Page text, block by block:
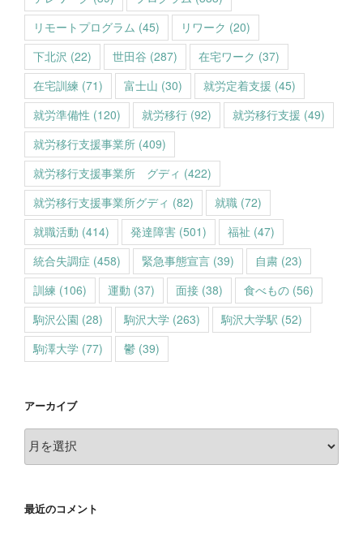
リモートプログラム (45) リワーク (20)
下北沢 (22) 世田谷 (287) 在宅ワーク (37)
在宅訓練 (71) 富士山 (30) 就労定着支援 (45)
就労準備性 (120) 就労移行 (92) 就労移行支援 (49)
就労移行支援事業所 (409)
就労移行支援事業所 グディ (422)
就労移行支援事業所グディ (82) 就職 (72)
就職活動 (414) 発達障害 (501) 福祉 (47)
統合失調症 (458) 緊急事態宣言 (39) 自粛 (23)
訓練 (106) 運動 (37) 面接 (38) 食べもの (56)
駒沢公園 (28) 駒沢大学 (263) 駒沢大学駅 (52)
駒澤大学 (77) 鬱 (39)
アーカイブ
ア
ー
イ
最近のコメント